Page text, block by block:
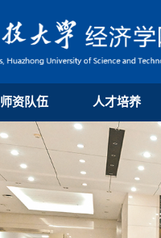
师资队伍 人才培养